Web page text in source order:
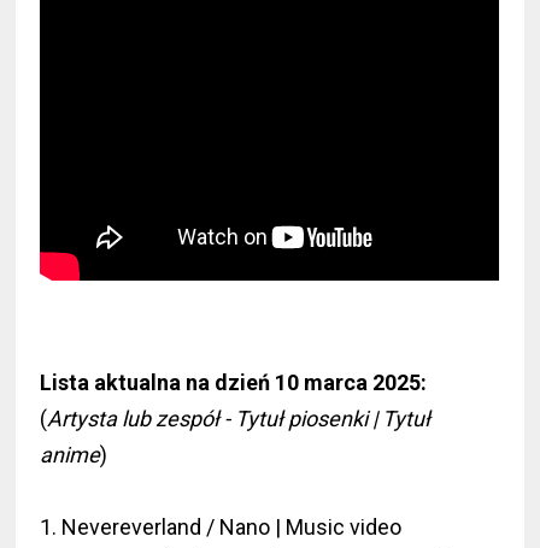
Lista aktualna na dzień 10 marca 2025:
(Artysta lub zespół - Tytuł piosenki | Tytuł
anime)
1. Nevereverland / Nano | Music video